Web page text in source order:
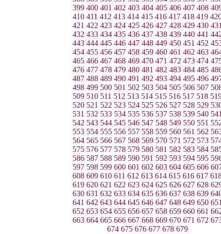
399 400 401 402 403 404 405 406 407 408
410 411 412 413 414 415 416 417 418 419
421 422 423 424 425 426 427 428 429 430
432 433 434 435 436 437 438 439 440 441
443 444 445 446 447 448 449 450 451 452
454 455 456 457 458 459 460 461 462 463
465 466 467 468 469 470 471 472 473 474
476 477 478 479 480 481 482 483 484 485
487 488 489 490 491 492 493 494 495 496
498 499 500 501 502 503 504 505 506 507
509 510 511 512 513 514 515 516 517 518
520 521 522 523 524 525 526 527 528 529
531 532 533 534 535 536 537 538 539 540
542 543 544 545 546 547 548 549 550 551
553 554 555 556 557 558 559 560 561 562
564 565 566 567 568 569 570 571 572 573
575 576 577 578 579 580 581 582 583 584
586 587 588 589 590 591 592 593 594 595
597 598 599 600 601 602 603 604 605 606
608 609 610 611 612 613 614 615 616 617
619 620 621 622 623 624 625 626 627 628
630 631 632 633 634 635 636 637 638 639
641 642 643 644 645 646 647 648 649 650
652 653 654 655 656 657 658 659 660 661
663 664 665 666 667 668 669 670 671 672
674 675 676 677 678 679